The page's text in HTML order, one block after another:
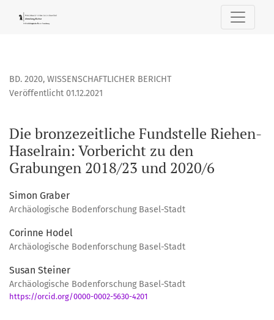
Die bronzezeitliche Fundstelle Riehen-Haselrain
BD. 2020, WISSENSCHAFTLICHER BERICHT
Die bronzezeitliche Fundstelle Riehen-
Haselrain: Vorbericht zu den
Grabungen 2018/23 und 2020/6
Veröffentlicht 01.12.2021
Simon Graber
Archäologische Bodenforschung Basel-Stadt
Corinne Hodel
Archäologische Bodenforschung Basel-Stadt
Susan Steiner
Archäologische Bodenforschung Basel-Stadt
https://orcid.org/0000-0002-5630-4201